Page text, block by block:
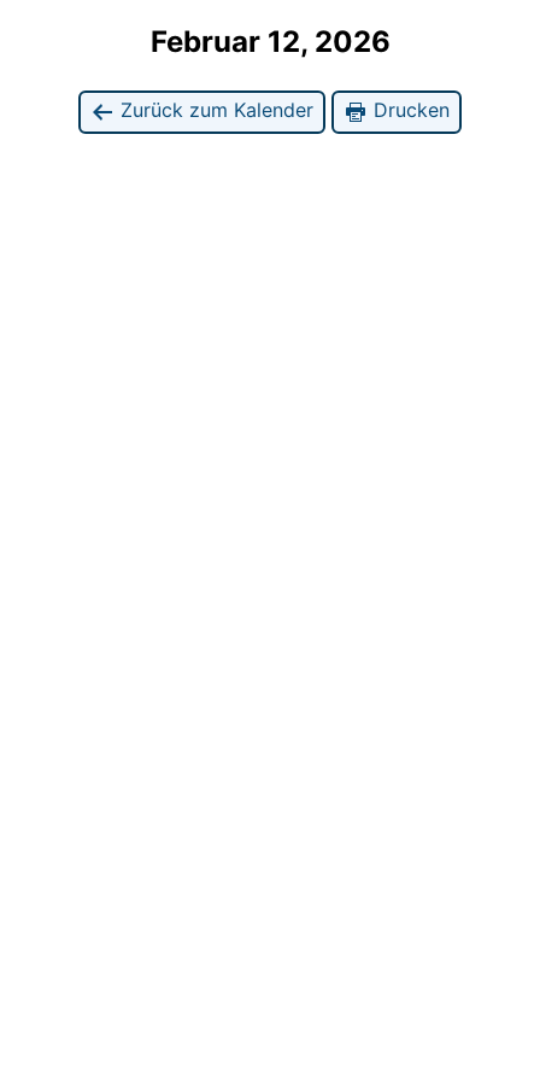
Februar 12, 2026
Zurück zum Kalender Drucken